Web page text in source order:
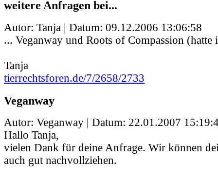
weitere Anfragen bei...
Autor: Tanja | Datum: 09.12.2006 13:06:58
... Veganway und Roots of Compassion (hatte
Tanja
tierrechtsforen.de/7/2658/2733
Veganway
Autor: Veganway | Datum: 22.01.2007
Hallo Tanja,
vielen Dank für deine Anfrage. Wir können
auch gut nachvollziehen.